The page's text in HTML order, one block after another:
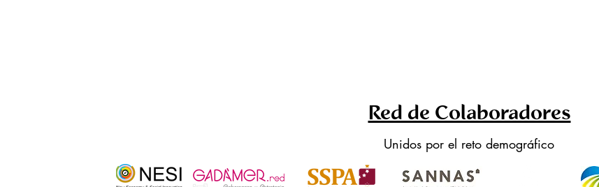
Red de Colaboradores
Unidos por el reto demográfico